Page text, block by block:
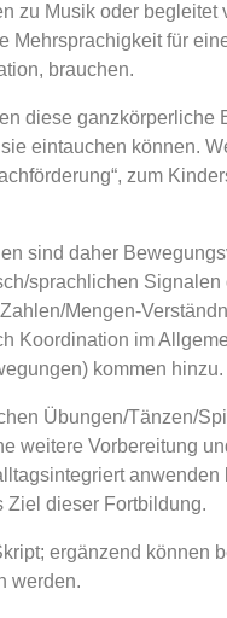
zu Musik oder begleitet
Mehrsprachigkeit für
brauchen.
diese ganzkörperliche
eintauchen können.
zum
sind daher
sprachlichen Signalen
Mengen-
Koordination im
kommen hinzu.
Übungen/Tänzen/
weitere Vorbereitung
anwenden
Ziel dieser Fortbildung.
ergänzend können
werden.